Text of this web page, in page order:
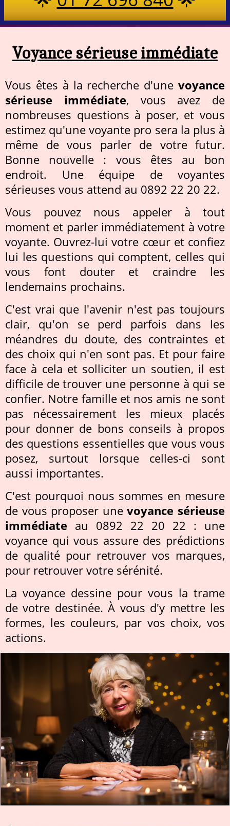
Voyance sérieuse immédiate
Vous êtes à la recherche d'une voyance
sérieuse immédiate, vous avez de
nombreuses questions à poser, et vous
estimez qu'une voyante pro sera la plus à
même de vous parler de votre futur.
Bonne nouvelle : vous êtes au bon
endroit. Une équipe de voyantes
sérieuses vous attend au 0892 22 20 22.
Vous pouvez nous appeler à tout
moment et parler immédiatement à votre
voyante. Ouvrez-lui votre cœur et confiez
lui les questions qui comptent, celles qui
vous font douter et craindre les
lendemains prochains.
C'est vrai que l'avenir n'est pas toujours
clair, qu'on se perd parfois dans les
méandres du doute, des contraintes et
des choix qui n'en sont pas. Et pour faire
face à cela et solliciter un soutien, il est
difficile de trouver une personne à qui se
confier. Notre famille et nos amis ne sont
pas nécessairement les mieux placés
pour donner de bons conseils à propos
des questions essentielles que vous vous
posez, surtout lorsque celles-ci sont
aussi importantes.
C'est pourquoi nous sommes en mesure
de vous proposer unevoyance sérieuse
immédiate au 0892 22 20 22 : une
voyance qui vous assure des prédictions
de qualité pour retrouver vos marques,
pour retrouver votre sérénité.
La voyance dessine pour vous la trame
de votre destinée. À vous d'y mettre les
formes, les couleurs, par vos choix, vos
actions.